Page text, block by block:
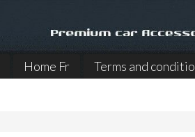
Home Fr Terms and